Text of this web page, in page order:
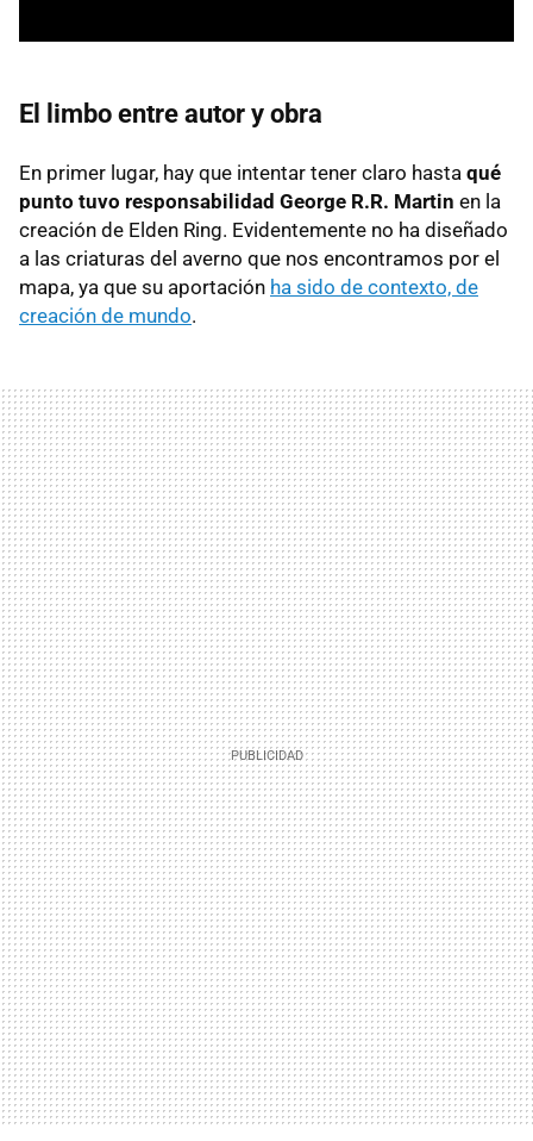
El limbo entre autor y obra
En primer lugar, hay que intentar tener claro hasta qué
punto tuvo responsabilidad George R.R. Martin en la
creación de Elden Ring. Evidentemente no ha diseñado
a las criaturas del averno que nos encontramos por el
mapa, ya que su aportación ha sido de contexto, de
creación de mundo.